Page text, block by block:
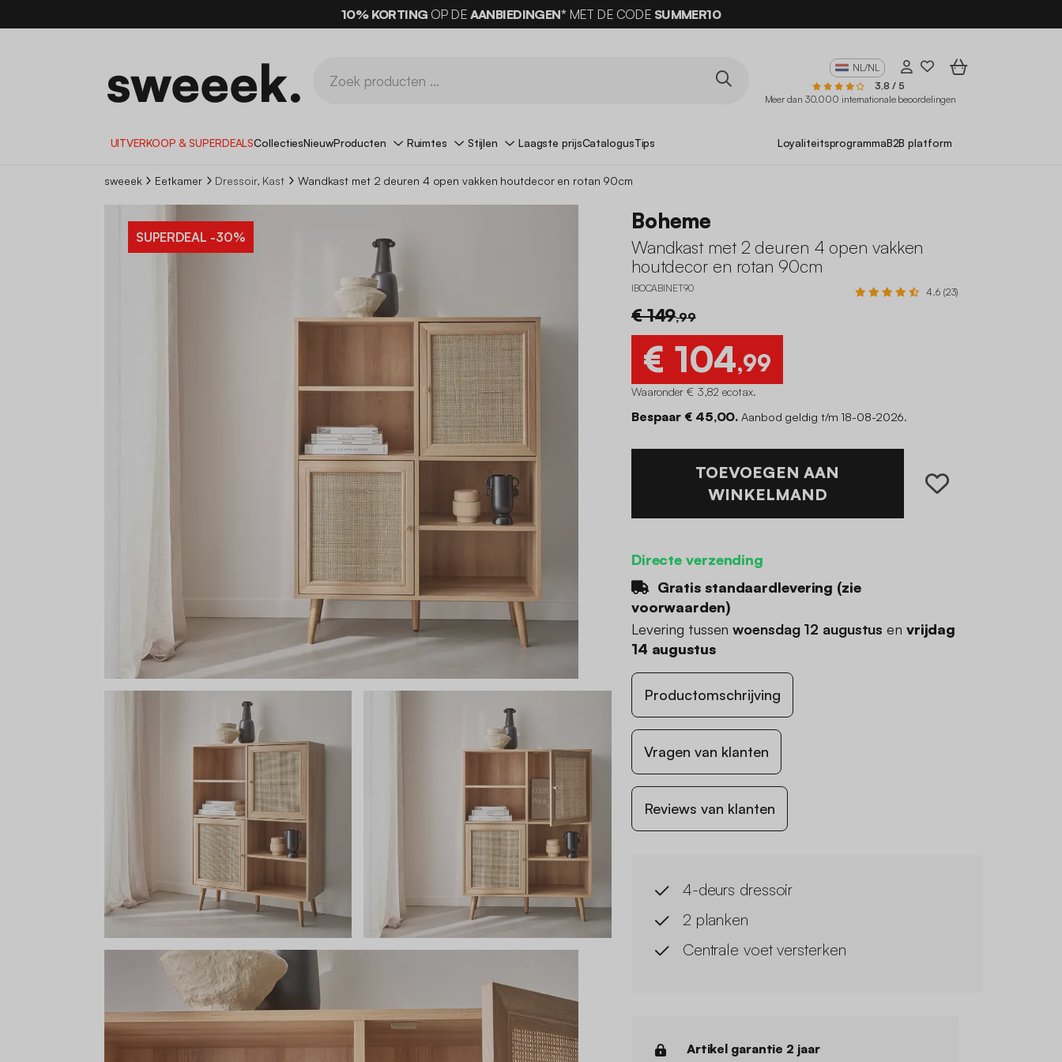
10% KORTING OP DE AANBIEDINGEN*MET DE CODE SUMMER10
NL/NL
3,8 / 5
Meer dan 30.000 internationale beoordelingen
UITVERKOOP & SUPERDEALSCollectiesNieuwProducten Ruimtes Stijlen Laagste prijsCatalogusTips LoyaliteitsprogrammaB2B platform
sweeek Eetkamer Dressoir, Kast Wandkast met 2 deuren 4 open vakken houtdecor en rotan 90cm
SUPERDEAL -30%
Boheme
Wandkast met 2 deuren 4 open vakken
houtdecor en rotan 90cm
IBOCABINET90 4.6 (23)
€ 149,99
€ 104,99
Waaronder € 3,82 ecotax.
Bespaar € 45,00.Aanbod geldig t/m 18-08-2026.
TOEVOEGEN AAN
WINKELMAND
Directe verzending
Gratis standaardlevering (zie
voorwaarden)
Levering tussenwoensdag 12 augustus en vrijdag
14 augustus
Productomschrijving
Vragen van klanten
Reviews van klanten
4-deurs dressoir
2 planken
Centrale voet versterken
Artikel garantie 2 jaar